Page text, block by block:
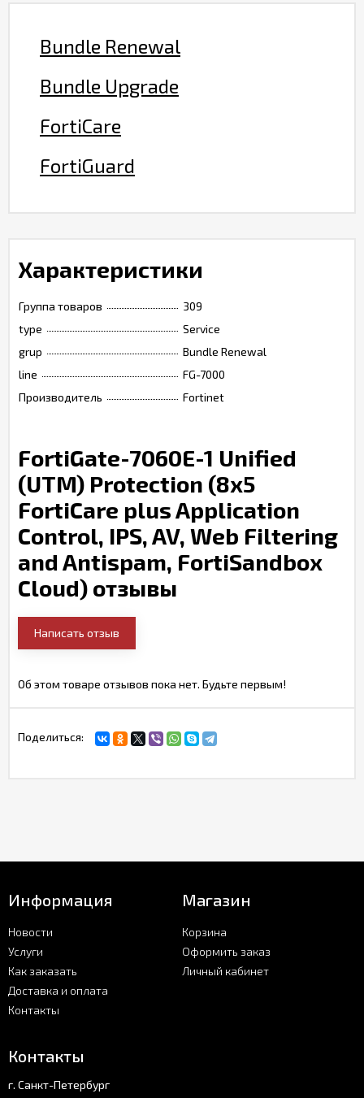
Bundle Renewal
Bundle Upgrade
FortiCare
FortiGuard
Характеристики
Группа товаров
309
type
Service
grup
Bundle Renewal
line
FG-7000
Производитель
Fortinet
FortiGate-7060E-1 Unified
(UTM) Protection (8x5
FortiCare plus Application
Control, IPS, AV, Web Filtering
and Antispam, FortiSandbox
Cloud) отзывы
Написать отзыв
Об этом товаре отзывов пока нет. Будьте первым!
Поделиться:
Информация
Новости
Услуги
Как заказать
Доставка и оплата
Контакты
Магазин
Корзина
Оформить заказ
Личный кабинет
Контакты
г. Санкт-Петербург